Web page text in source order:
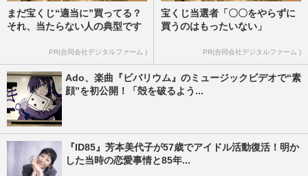
まだ宝くじ“適当に”買ってる？
それ、当たらない人の典型です
PR(合同会社デジタルファーム )
宝くじ当選者「〇〇をやらずに
買うのはもったいない」
PR(合同会社デジタルファーム )
Ado、楽曲『ビバリウム』のミュージックビデオで“素
顔”を初公開！「殻を破るよう...
『ID85』芳本美代子が57歳でアイドル活動復活！明か
した当時の恋愛事情と85年...